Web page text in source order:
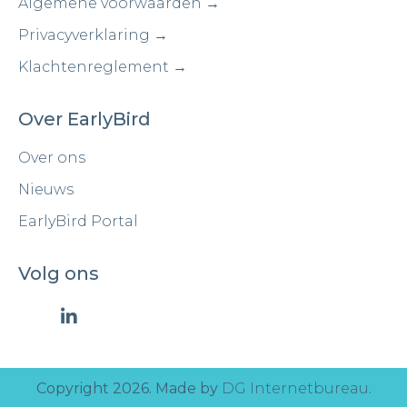
Privacyverklaring →
Klachtenreglement →
Over EarlyBird
Over ons
Nieuws
EarlyBird Portal
Volg ons
Copyright 2026. Made by DG Internetbureau.